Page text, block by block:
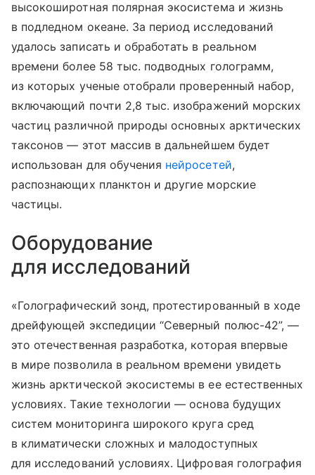
высокоширотная полярная экосистема и жизнь
в подледном океане. За период исследований
удалось записать и обработать в реальном
времени более 58 тыс. подводных голограмм,
из которых ученые отобрали проверенный набор,
включающий почти 2,8 тыс. изображений морских
частиц различной природы основных арктических
таксонов — этот массив в дальнейшем будет
использован для обучения нейросетей,
распознающих планктон и другие морские
частицы.
Оборудование
для исследований
«Голографический зонд, протестированный в ходе
дрейфующей экспедиции “Северный полюс-42”, —
это отечественная разработка, которая впервые
в мире позволила в реальном времени увидеть
жизнь арктической экосистемы в ее естественных
условиях. Такие технологии — основа будущих
систем мониторинга широкого круга сред
в климатически сложных и малодоступных
для исследований условиях. Цифровая голография